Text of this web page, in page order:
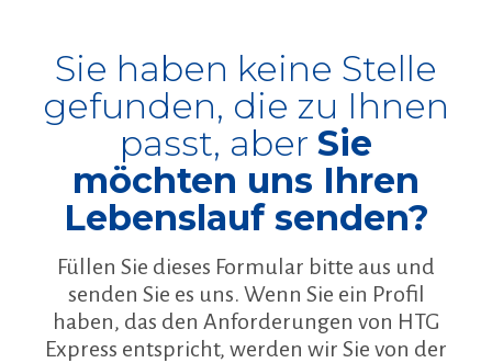
Sie haben keine Stelle
gefunden, die zu Ihnen
passt, aber Sie
möchten uns Ihren
Lebenslauf senden?
Füllen Sie dieses Formular bitte aus und
senden Sie es uns. Wenn Sie ein Profil
haben, das den Anforderungen von HTG
Express entspricht, werden wir Sie von der